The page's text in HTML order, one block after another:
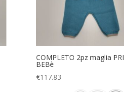
COMPLETO 2pz maglia
BEBè
€117.83